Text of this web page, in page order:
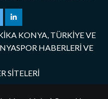
KONYA, TÜRKİYE VE
HABERLERİ VE
SİTELERİ